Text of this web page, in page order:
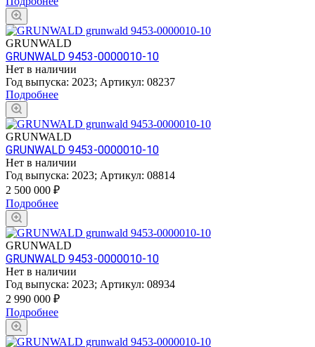
GRUNWALD
GRUNWALD 9453-0000010-10
Нет в наличии
Год выпуска: 2023; Артикул: 08237
Подробнее
GRUNWALD
GRUNWALD 9453-0000010-10
Нет в наличии
Год выпуска: 2023; Артикул: 08814
2 500 000 ₽
Подробнее
GRUNWALD
GRUNWALD 9453-0000010-10
Нет в наличии
Год выпуска: 2023; Артикул: 08934
2 990 000 ₽
Подробнее